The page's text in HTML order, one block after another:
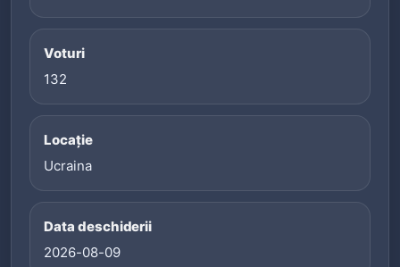
Voturi
132
Locație
Ucraina
Data deschiderii
2026-08-09